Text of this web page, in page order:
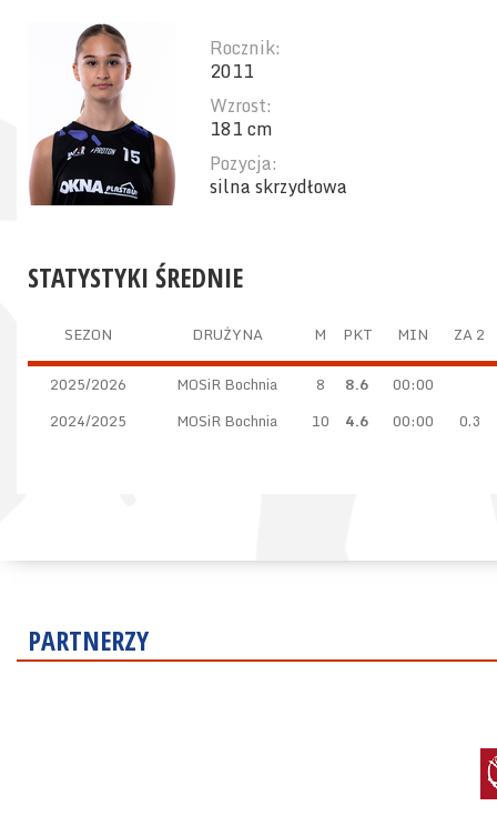
Rocznik:
2011
Wzrost:
181 cm
Pozycja:
silna skrzydłowa
STATYSTYKI ŚREDNIE
SEZON DRUŻYNA M PKT MIN ZA 2
2025/2026 MOSiR Bochnia 8 8.6
00:00
2024/2025
MOSiR Bochnia 10 4.6 00:00 0.3
PARTNERZY